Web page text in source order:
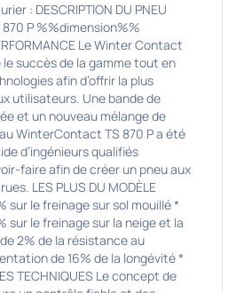
: DESCRIPTION DU PNEU
P %%dimension%%
Le Winter Contact
le succès de la gamme tout en
afin d’offrir la plus
utilisateurs. Une bande de
et un nouveau mélange de
WinterContact TS 870 P a été
d’ingénieurs qualifiés
faire afin de créer un pneu aux
LES PLUS DU MODÈLE
sur le freinage sur sol mouillé *
sur le freinage sur la neige et la
2% de la résistance au
de 16% de la longévité *
TECHNIQUES Le concept de